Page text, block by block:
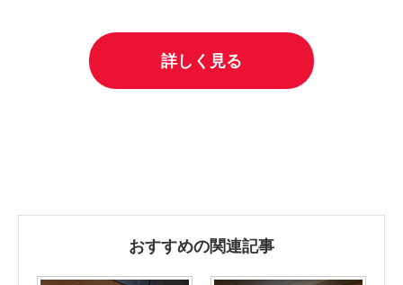
詳しく見る
おすすめの関連記事